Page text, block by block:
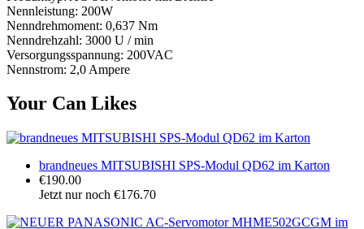
Nennleistung: 200W
Nenndrehmoment: 0,637 Nm
Nenndrehzahl: 3000 U / min
Versorgungsspannung: 200VAC
Nennstrom: 2,0 Ampere
Your Can Likes
brandneues MITSUBISHI SPS-Modul QD62 im Karton
€190.00
Jetzt nur noch €176.70